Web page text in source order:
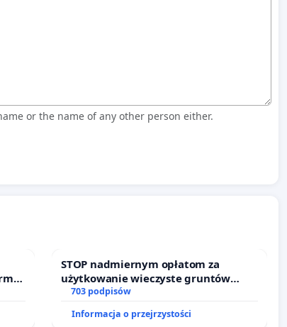
or the name of any other person either.
STOP nadmiernym opłatom za
użytkowanie wieczyste gruntów
zajmowanych przez rodzinne ogrody
703 podpisów
Informacja o przejrzystości